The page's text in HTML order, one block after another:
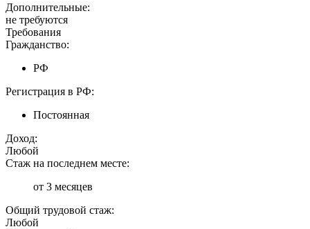
Дополнительные:
не требуются
Требования
Гражданство:
РФ
Регистрация в РФ:
Постоянная
Доход:
Любой
Стаж на последнем месте:
от 3 месяцев
Общий трудовой стаж:
Любой